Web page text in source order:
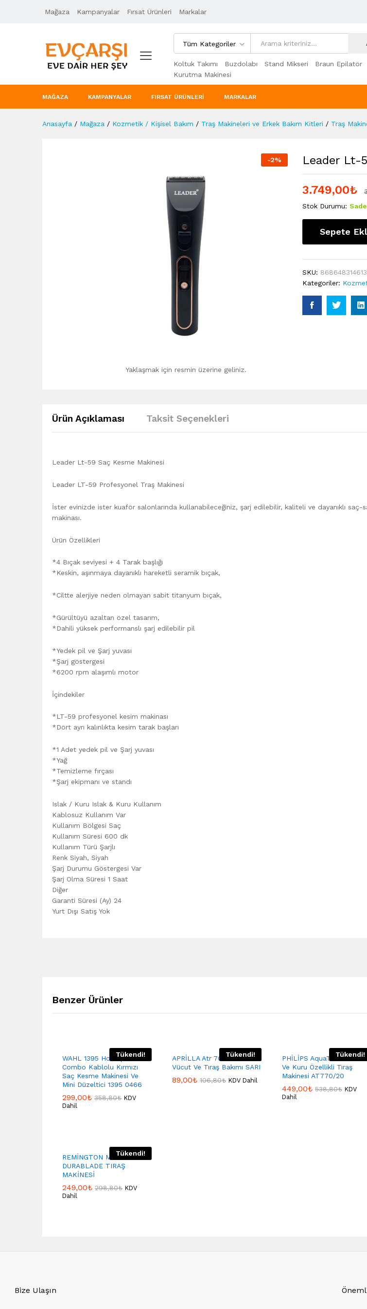
Mağaza Kampanyalar Fırsat Ürünleri Markalar
Tüm Kategoriler
Koltuk Takımı Buzdolabı Stand Mikseri
Braun Epilatör
Kurutma Makinesi
MAĞAZA KAMPANYALAR FIRSAT ÜRÜNLERI MARKALAR
Anasayfa / Mağaza / Kozmetik / Kişisel Bakım / Traş Makineleri ve Erkek Bakım Kitleri / Traş
-2%
Yaklaşmak için resmin üzerine geliniz.
Leader Lt-
3.749,00₺
Stok Durumu:
Sepete
SKU:
Kategoriler:
Ürün Açıklaması Taksit Seçenekleri
Leader Lt-59 Saç Kesme Makinesi
Leader LT-59 Profesyonel Traş Makinesi
İster evinizde ister kuaför salonlarında kullanabileceğiniz, şarj edilebilir, kaliteli ve dayanıklı
makinası.
Ürün Özellikleri
*4 Bıçak seviyesi + 4 Tarak başlığı
*Keskin, aşınmaya dayanıklı hareketli seramik bıçak,
*Ciltte alerjiye neden olmayan sabit titanyum bıçak,
*Gürültüyü azaltan özel tasarım,
*Dahili yüksek performanslı şarj edilebilir pil
*Yedek pil ve Şarj yuvası
*Şarj göstergesi
*6200 rpm alaşımlı motor
İçindekiler
*LT-59 profesyonel kesim makinası
*Dört ayrı kalınlıkta kesim tarak başları
*1 Adet yedek pil ve Şarj yuvası
*Yağ
*Temizleme fırçası
*Şarj ekipmanı ve standı
Islak / Kuru Islak & Kuru Kullanım
Kablosuz Kullanım Var
Kullanım Bölgesi Saç
Kullanım Süresi 600 dk
Kullanım Türü Şarjlı
Renk Siyah, Siyah
Şarj Durumu Göstergesi Var
Şarj Olma Süresi 1 Saat
Diğer
Garanti Süresi (Ay) 24
Yurt Dışı Satış Yok
Benzer Ürünler
Tükendi!
WAHL 1395 Homepro 100
Combo Kablolu Kırmızı
Saç Kesme Makinesi Ve
Mini Düzeltici 1395 0466
299,00₺ 358,80₺ KDV
Dahil
Tükendi!
APRİLLA Atr 7021 Erkek
Vücut Ve Tıraş Bakımı SARI
89,00₺ 106,80₺ KDV Dahil
Tükendi!
PHİLİPS AquaTouch Islak
Ve Kuru Özellikli Tıraş
Makinesi AT770/20
449,00₺ 538,80₺ KDV
Dahil
Tükendi!
REMİNGTON MB010
DURABLADE TIRAŞ
MAKİNESİ
249,00₺ 298,80₺ KDV
Dahil
Bize Ulaşın
Ürün Açıklaması Taksit Seçenekleri